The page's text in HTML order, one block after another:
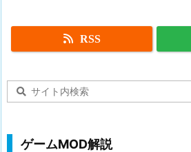
RSS
ゲームMOD解説